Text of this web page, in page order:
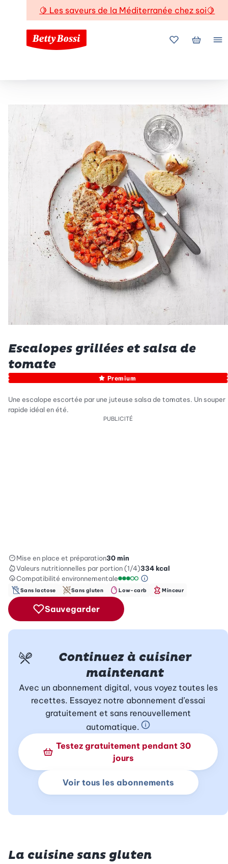
🍋 Les saveurs de la Méditerranée chez soi🍋
Mes favoris
Mon
Escalopes grillées et salsa de
tomate
Premium
Une escalope escortée par une juteuse salsa de tomates. Un souper
rapide idéal en été.
PUBLICITÉ
Mise en place et préparation30 min
Valeurs nutritionnelles par portion (1/4)334kcal
Compatibilité environnementale
Échelle de compatibilité
Information sur
Sans lactose Sans gluten Low-carb Minceur
Sauvegarder
Continuez à cuisiner
maintenant
Avec un abonnement digital, vous voyez toutes les
recettes. Essayez notre abonnement d’essai
gratuitement et sans renouvellement
automatique. En savoir plus sur
Testez gratuitement pendant 30
jours
Voir tous les abonnements
La cuisine sans gluten